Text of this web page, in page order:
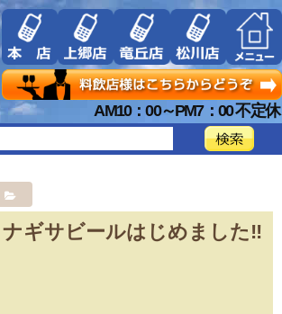
AM10：00～PM7：00 不定休
ギサビールはじめました‼